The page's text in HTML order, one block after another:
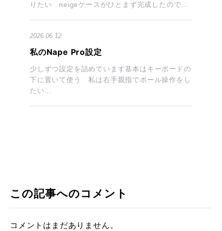
りたい neigeケースがひとまず完成したので...
2026.06.12
私のNape Pro設定
少しずつ設定を詰めています基本はキーボードの
下に置いて使う 私は右手親指でボール操作をし
たい...
この記事へのコメント
コメントはまだありません。